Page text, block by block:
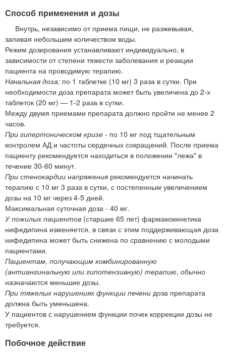
Способ применения и дозы
Внутрь, независимо от приема пищи, не разжевывая,
запивая небольшим количеством воды.
Режим дозирования устанавливают индивидуально, в
зависимости от степени тяжести заболевания и реакции
пациента на проводимую терапию.
Начальная доза: по 1 таблетке (10 мг) 3 раза в сутки. При
необходимости доза препарата может быть увеличена до 2-х
таблеток (20 мг) — 1-2 раза в сутки.
Между двумя приемами препарата должно пройти не менее 2
часов.
При гипертоническом кризе - по 10 мг под тщательным
контролем АД и частоты сердечных сокращений. После приема
пациенту рекомендуется находиться в положении "лежа" в
течение 30-60 минут.
При стенокардии напряжения рекомендуется начинать
терапию с 10 мг 3 раза в сутки, с постепенным увеличением
дозы на 10 мг через 4-5 дней.
Максимальная суточная доза - 40 мг.
У пожилых пациентов (старшие 65 лет) фармакокинетика
нифедипина изменяется, в связи с этим поддерживающая доза
нифедипина может быть снижена по сравнению с молодыми
пациентами.
Пациентам, получающим комбинированную
(антиангинальную или гипотензивную) терапию, обычно
назначаются меньшие дозы.
При тяжелых нарушениях функции печени доза препарата
должна быть уменьшена.
У пациентов с нарушением функции почек коррекции дозы не
требуется.
Побочное действие